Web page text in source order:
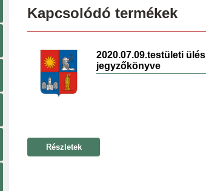
Kapcsolódó termékek
2020.07.09.testületi ülés
jegyzőkönyve
Részletek